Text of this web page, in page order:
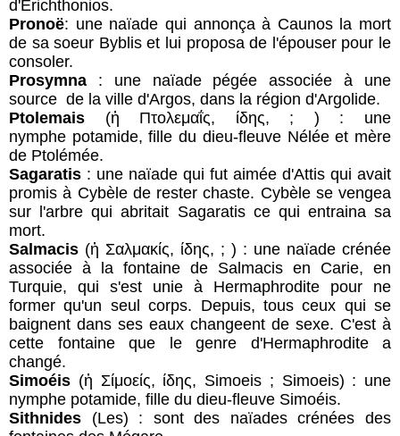
d'Erichthonios.
Pronoë: une naïade qui annonça à Caunos la mort
de sa soeur Byblis et lui proposa de l'épouser pour le
consoler.
Prosymna : une naïade pégée associée à une
source de la ville d'Argos, dans la région d'Argolide.
Ptolemais (ἡ Πτολεμαΐς, ίδης, ; ) : une
nymphe potamide, fille du dieu-fleuve Nélée et mère
de Ptolémée.
Sagaratis : une naïade qui fut aimée d'Attis qui avait
promis à Cybèle de rester chaste. Cybèle se vengea
sur l'arbre qui abritait Sagaratis ce qui entraina sa
mort.
Salmacis (ἡ Σαλμακίς, ίδης, ; ) : une naïade crénée
associée à la fontaine de Salmacis en Carie, en
Turquie, qui s'est unie à Hermaphrodite pour ne
former qu'un seul corps. Depuis, tous ceux qui se
baignent dans ses eaux changeent de sexe. C'est à
cette fontaine que le genre d'Hermaphrodite a
changé.
Simoéis (ἡ Σίμοείς, ίδης, Simoeis ; Simoeis) : une
nymphe potamide, fille du dieu-fleuve Simoéis.
Sithnides (Les) : sont des naïades crénées des